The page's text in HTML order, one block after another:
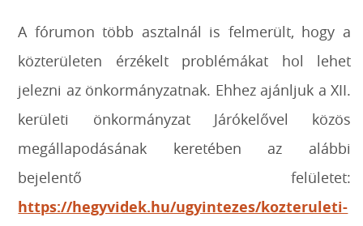
A fórumon több asztalnál is felmerült, hogy a
közterületen érzékelt problémákat hol lehet
jelezni az önkormányzatnak. Ehhez ajánljuk a XII.
kerületi önkormányzat Járókelővel közös
megállapodásának keretében az alábbi
bejelentő felületet:
https://hegyvidek.hu/ugyintezes/kozteruleti-